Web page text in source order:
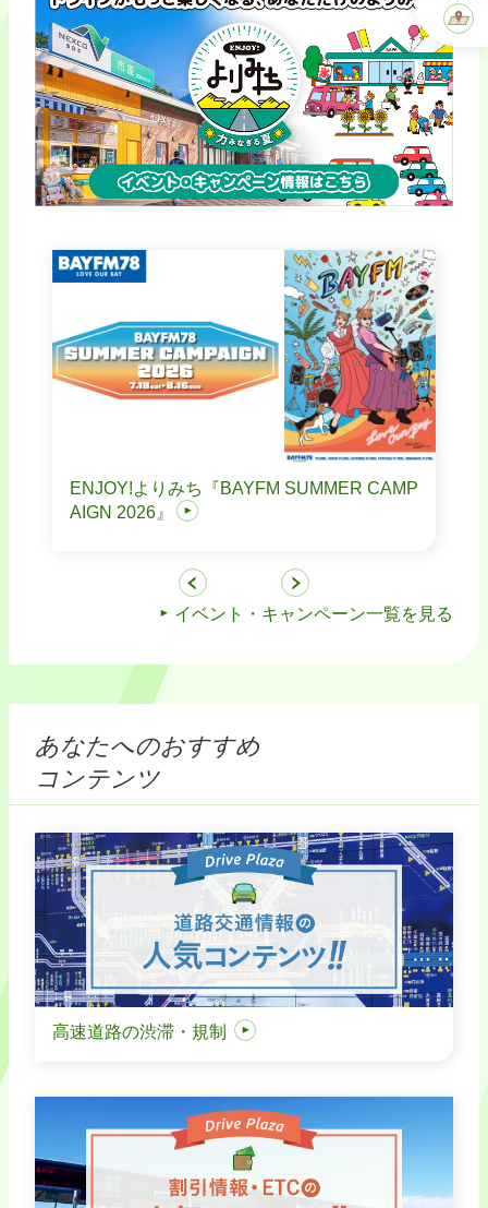
ENJOY!よりみち『BAYFM SUMMER CAMP
AIGN 2026』
イベント・キャンペーン一覧を見る
あなたへのおすすめ
コンテンツ
高速道路の渋滞・規制